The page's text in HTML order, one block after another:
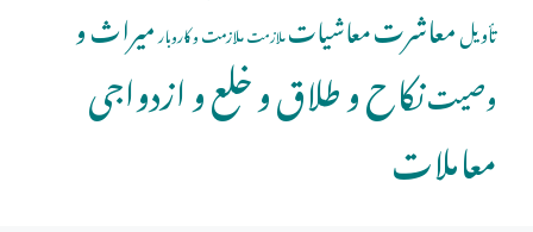
تأویلمعاشرتمعاشیاتملازمتملازمت و کاروبارمیراث و
وصیتنکاح و طلاق و خلع و ازدواجی
معاملات